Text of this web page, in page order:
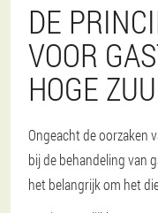
DE
VOOR
HOGE
Ongeacht de oorzaken
bij de behandeling van
het belangrijk om het